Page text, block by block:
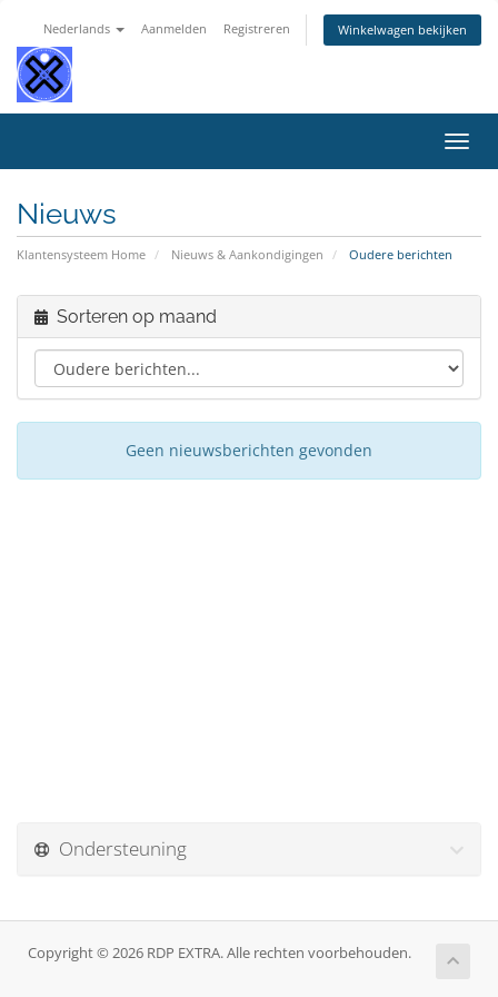
Nederlands Aanmelden Registreren Winkelwagen bekijken
in-/
Nieuws
Klantensysteem Home Nieuws & Aankondigingen Oudere berichten
Sorteren op maand
Geen nieuwsberichten gevonden
Ondersteuning
Copyright © 2026 RDP EXTRA. Alle rechten voorbehouden.